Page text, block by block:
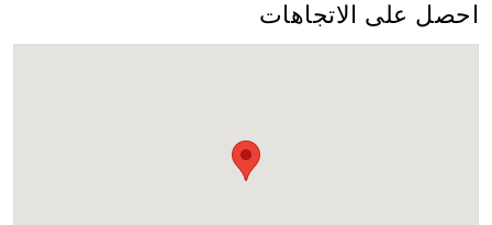
احصل على الاتجاهات